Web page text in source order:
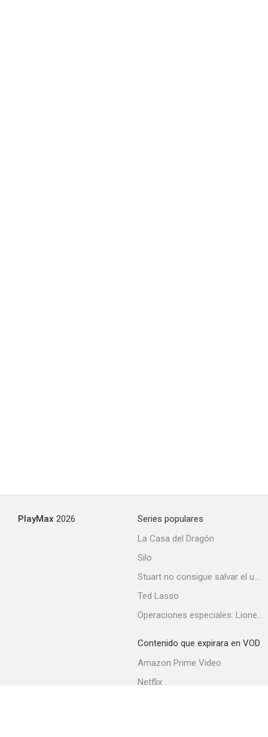
PlayMax 2026
Series populares
La Casa del Dragón
Silo
Stuart no consigue salvar el universo
Ted Lasso
Operaciones especiales: Lioness
Contenido que expirara en VOD
Amazon Prime Video
Netflix